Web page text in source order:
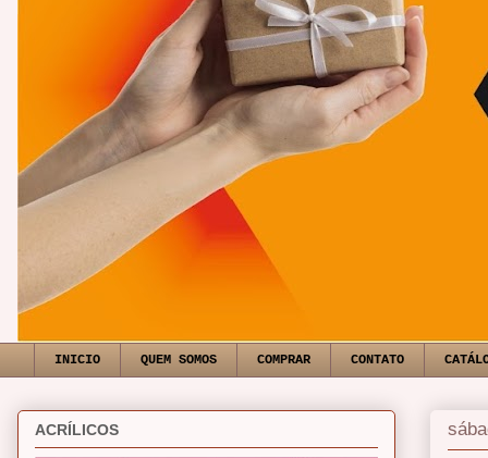
INICIO QUEM SOMOS COMPRAR CONTATO
ACRÍLICOS